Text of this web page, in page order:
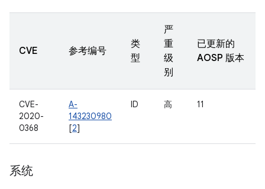
CVE 参考编号
类
型
严
重
级
别
已更新的
AOSP 版本
CVE-
2020-
0368
A-
143230980
[2]
ID 高 11
系统